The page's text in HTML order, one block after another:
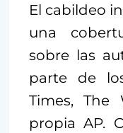
El cabildeo
una
sobre las
parte de
Times, The
propia AP.